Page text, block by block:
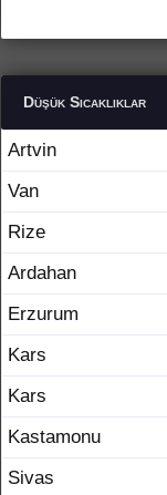
Düşük Sıcaklıklar
Artvin
Van
Rize
Ardahan
Erzurum
Kars
Kars
Kastamonu
Sivas